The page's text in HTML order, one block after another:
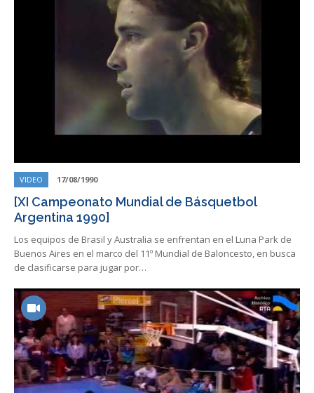
VIDEO 17/08/1990
[XI Campeonato Mundial de Básquetbol
Argentina 1990]
Los equipos de Brasil y Australia se enfrentan en el Luna Park de
Buenos Aires en el marco del 11º Mundial de Baloncesto, en busca
de clasificarse para jugar por…